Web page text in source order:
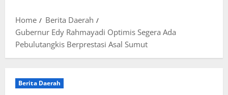
Home
Berita Daerah
Gubernur Edy Rahmayadi Optimis Segera Ada
Pebulutangkis Berprestasi Asal Sumut
Berita Daerah